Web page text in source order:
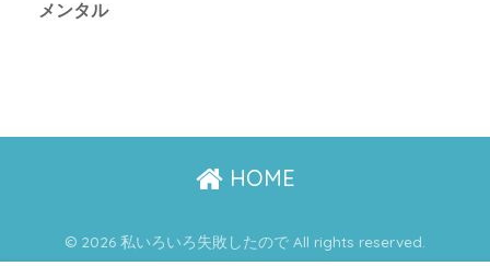
メンタル
HOME
© 2026 私いろいろ失敗したので All rights reserved.